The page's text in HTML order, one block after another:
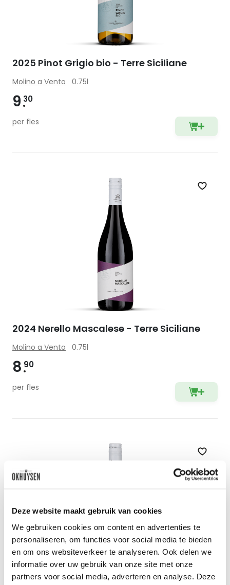
Deze website maakt gebruik van cookies
We gebruiken cookies om content en advertenties te
personaliseren, om functies voor social media te bieden
en om ons websiteverkeer te analyseren. Ook delen we
informatie over uw gebruik van onze site met onze
partners voor social media, adverteren en analyse. Deze
2025 Pinot Grigio bio - Terre Siciliane
Molino a Vento 0.75l
9 30
per fles
Zet
2024 Nerello Mascalese - Terre Siciliane
Molino a Vento 0.75l
8 90
per fles
Zet